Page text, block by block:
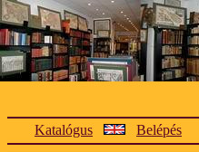
Katalógus Belépés